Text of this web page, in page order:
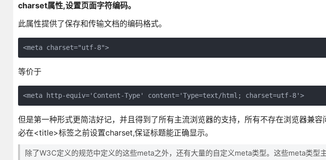
charset属性,设置页面字符编码。
此属性提供了保存和传输文档的编码格式。
<meta charset="utf-8">
等价于
<meta http-equiv='Content-Type' content='Type=text/html; charset=utf-8'>
但是第一种形式更简洁好记，并且得到了所有主流浏览器的支持，所有不存在浏览器兼
必在<title>标签之前设置charset,保证标题能正确显示。
除了W3C定义的规范中定义的这些meta之外，还有大量的自定义meta类型。这些meta类型